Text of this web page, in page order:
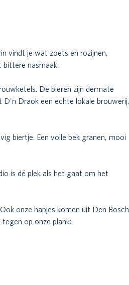
vindt je wat zoets en rozijnen,
bittere nasmaak.
De bieren zijn dermate
Draok een echte lokale brouwerij.
biertje. Een volle bek granen, mooi
is dé plek als het gaat om het
onze hapjes komen uit Den Bosch
op onze plank: